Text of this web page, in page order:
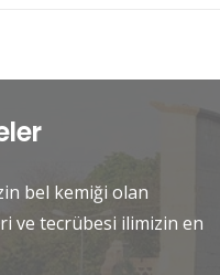
bel kemiği olan
ve tecrübesi ilimizin en